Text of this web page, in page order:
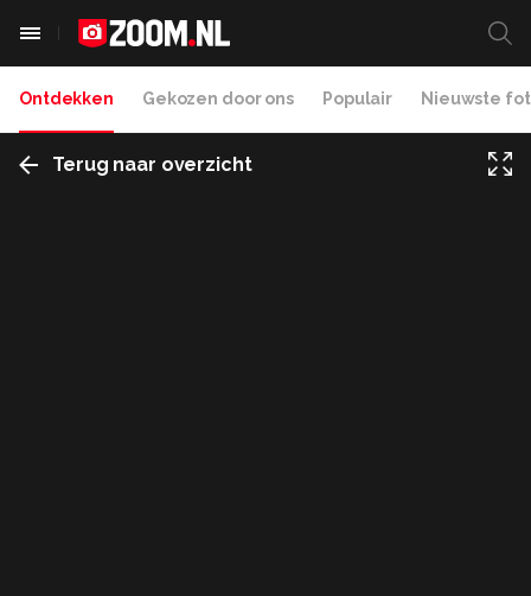
Ontdekken Gekozen door ons Populair Nieuwste
Terug naar overzicht